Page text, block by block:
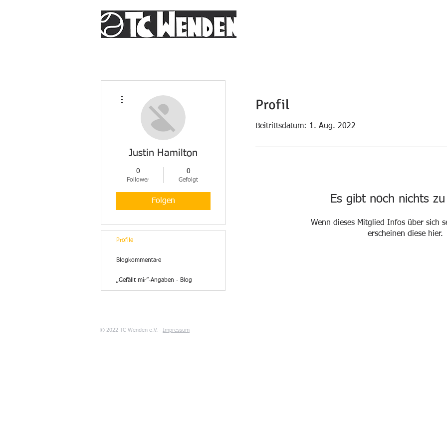
Profil
Beitrittsdatum: 1. Aug. 2022
Es gibt noch nichts
Wenn dieses Mitglied Infos über sich
erscheinen diese hier.
Justin Hamilton
0
Follower
0
Gefolgt
Folgen
Profile
Blogkommentare
„Gefällt mir”-Angaben - Blog
© 2022 TC Wenden e.V. - Impressum